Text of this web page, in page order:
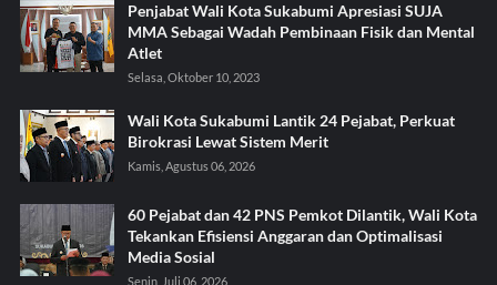
Penjabat Wali Kota Sukabumi Apresiasi SUJA
MMA Sebagai Wadah Pembinaan Fisik dan Mental
Atlet
Selasa, Oktober 10, 2023
Wali Kota Sukabumi Lantik 24 Pejabat, Perkuat
Birokrasi Lewat Sistem Merit
Kamis, Agustus 06, 2026
60 Pejabat dan 42 PNS Pemkot Dilantik, Wali Kota
Tekankan Efisiensi Anggaran dan Optimalisasi
Media Sosial
Senin, Juli 06, 2026